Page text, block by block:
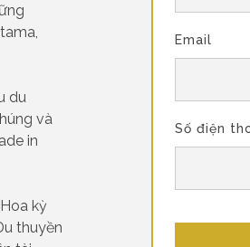
du
và
in
kỳ
thuyền
Email
Số điện